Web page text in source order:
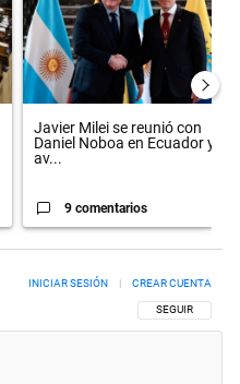
Javier Milei se reunió con
Daniel Noboa en Ecuador y
av...
9 comentarios
SIGA ESTA
SEGUIR
INICIAR SESIÓN | CREAR CUENTA